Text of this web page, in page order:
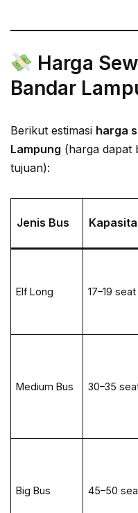
Harga
Bandar
Berikut estimasi harga
Lampung (harga dapat
tujuan):
Jenis Bus
Elf Long 17–19 seat
Medium Bus 30–35
Big Bus 45–50